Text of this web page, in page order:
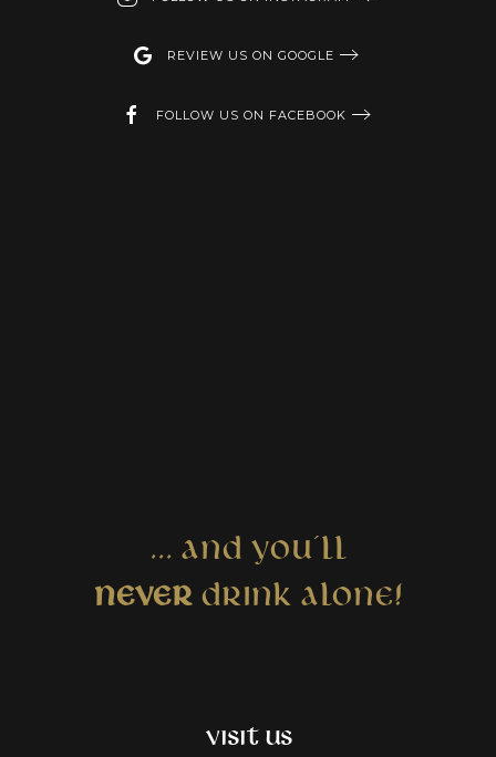
REVIEW US ON GOOGLE
FOLLOW US ON FACEBOOK
... AND YOU´LL
NEVERDRINK ALONE!
VISIT US